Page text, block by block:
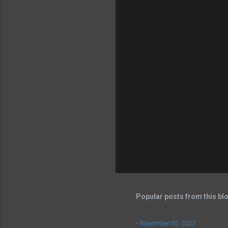
Popular posts from this
-November 05, 2023